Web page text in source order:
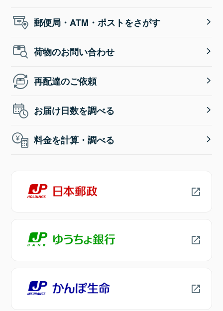
郵便局・ATM・ポストをさがす
荷物のお問い合わせ
再配達のご依頼
お届け日数を調べる
料金を計算・調べる